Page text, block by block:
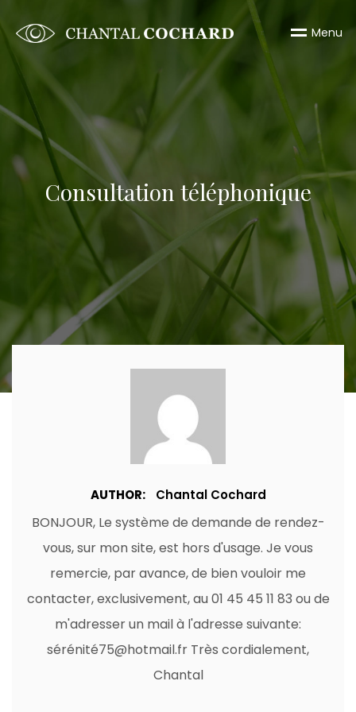
Menu
Consultation téléphonique
AUTHOR: Chantal Cochard
BONJOUR, Le système de demande de rendez-
vous, sur mon site, est hors d'usage. Je vous
remercie, par avance, de bien vouloir me
contacter, exclusivement, au 01 45 45 11 83 ou de
m'adresser un mail à l'adresse suivante:
sérénité75@hotmail.fr Très cordialement,
Chantal